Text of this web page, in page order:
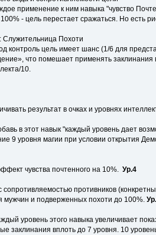
применение к ним навыка "чувство
- цель перестает сражаться. Но есть
: Служительница Похоти
контроль цель имеет шанс (1/6 для
что помешает применять
10.
результат в очках и уровнях
в этот навык "каждый уровень дает
9 уровня магии при условии открытия
чувства почтенного на 10%.Ур.4
противников
и подверженных похоти до 100%.
уровень этого навыка увеличивает
заклинания вплоть до 7 уровня. 10